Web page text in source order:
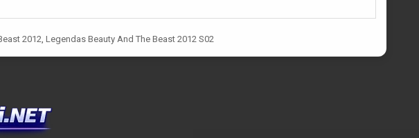
2012 Legendas Beauty And The Beast 2012 S02